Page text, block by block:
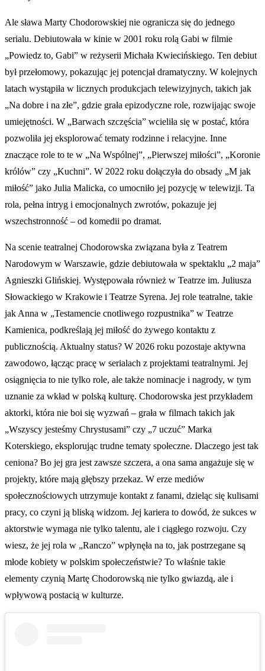
Ale sława Marty Chodorowskiej nie ogranicza się do jednego
serialu. Debiutowała w kinie w 2001 roku rolą Gabi w filmie
„Powiedz to, Gabi” w reżyserii Michała Kwiecińskiego. Ten debiut
był przełomowy, pokazując jej potencjał dramatyczny. W kolejnych
latach wystąpiła w licznych produkcjach telewizyjnych, takich jak
„Na dobre i na złe”, gdzie grała epizodyczne role, rozwijając swoje
umiejętności. W „Barwach szczęścia” wcieliła się w postać, która
pozwoliła jej eksplorować tematy rodzinne i relacyjne. Inne
znaczące role to te w „Na Wspólnej”, „Pierwszej miłości”, „Koronie
królów” czy „Kuchni”. W 2022 roku dołączyła do obsady „M jak
miłość” jako Julia Malicka, co umocniło jej pozycję w telewizji. Ta
rola, pełna intryg i emocjonalnych zwrotów, pokazuje jej
wszechstronność – od komedii po dramat.
Na scenie teatralnej Chodorowska związana była z Teatrem
Narodowym w Warszawie, gdzie debiutowała w spektaklu „2 maja”
Agnieszki Glińskiej. Występowała również w Teatrze im. Juliusza
Słowackiego w Krakowie i Teatrze Syrena. Jej role teatralne, takie
jak Anna w „Testamencie cnotliwego rozpustnika” w Teatrze
Kamienica, podkreślają jej miłość do żywego kontaktu z
publicznością. Aktualny status? W 2026 roku pozostaje aktywna
zawodowo, łącząc pracę w serialach z projektami teatralnymi. Jej
osiągnięcia to nie tylko role, ale także nominacje i nagrody, w tym
uznanie za wkład w polską kulturę. Chodorowska jest przykładem
aktorki, która nie boi się wyzwań – grała w filmach takich jak
„Wszyscy jesteśmy Chrystusami” czy „7 uczuć” Marka
Koterskiego, eksplorując trudne tematy społeczne. Dlaczego jest tak
ceniona? Bo jej gra jest zawsze szczera, a ona sama angażuje się w
projekty, które mają głębszy przekaz. W erze mediów
społecznościowych utrzymuje kontakt z fanami, dzieląc się kulisami
pracy, co czyni ją bliską widzom. Jej kariera to dowód, że sukces w
aktorstwie wymaga nie tylko talentu, ale i ciągłego rozwoju. Czy
wiesz, że jej rola w „Ranczo” wpłynęła na to, jak postrzegane są
młode kobiety w polskim społeczeństwie? To właśnie takie
elementy czynią Martę Chodorowską nie tylko gwiazdą, ale i
wpływową postacią w kulturze.